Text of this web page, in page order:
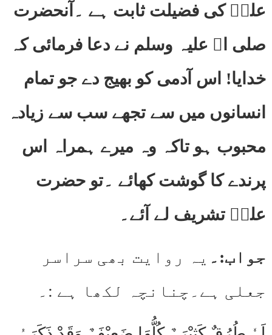
علیؓ کی فضیلت ثابت ہے ۔آنحضرت
صلی اﷲ علیہ وسلم نے دعا فرمائی کہ
خدایا! اس آدمی کو بھیج دے جو تمام
انسانوں میں سے تجھے سب سے زیادہ
محبوب ہو تاکہ وہ میرے ہمراہ اس
پرندے کا گوشت کھائے ۔تو حضرت
علیؓ تشریف لے آئے۔
جواب:۔ یہ روایت بھی سراسر
جعلی ہے۔چنانچہ لکھا ہے :۔